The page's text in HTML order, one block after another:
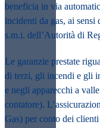
beneficia in via
incidenti da gas, ai sensi
s.m.i. dell’Autorità di
Le garanzie prestate
di terzi, gli incendi e gli
e negli apparecchi a
contatore).
Gas) per conto dei